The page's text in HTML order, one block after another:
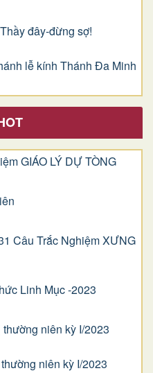
đây-đừng sợ!
lễ kính Thánh Đa Minh
GIÁO LÝ DỰ TÒNG
Câu Trắc Nghiệm XƯNG
Linh Mục -2023
niên kỳ I/2023
niên kỳ I/2023